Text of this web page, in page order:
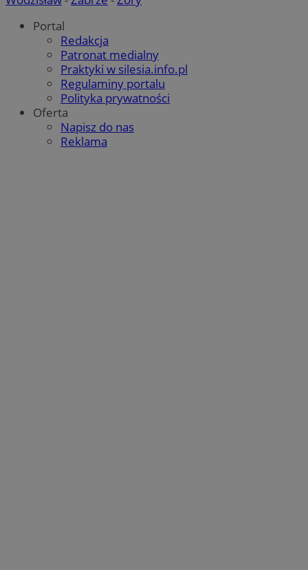
Portal
Redakcja
Patronat medialny
Praktyki w silesia.info.pl
Regulaminy portalu
Polityka prywatności
Oferta
Napisz do nas
Reklama
internetowej, takich jak logowanie użytkownika i zarządzanie
niezbędnych plików cookie nie można prawidłowo korzystać ze
internetowej.
Nazwa
SessID